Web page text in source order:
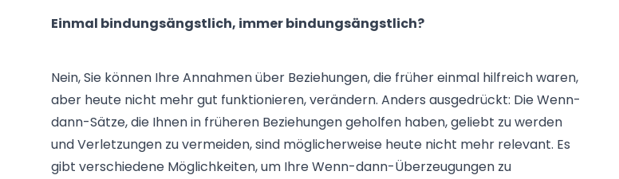
Einmal bindungsängstlich, immer bindungsängstlich?
Nein, Sie können Ihre Annahmen über Beziehungen, die früher einmal hilfreich waren,
aber heute nicht mehr gut funktionieren, verändern. Anders ausgedrückt: Die Wenn-
dann-Sätze, die Ihnen in früheren Beziehungen geholfen haben, geliebt zu werden
und Verletzungen zu vermeiden, sind möglicherweise heute nicht mehr relevant. Es
gibt verschiedene Möglichkeiten, um Ihre Wenn-dann-Überzeugungen zu